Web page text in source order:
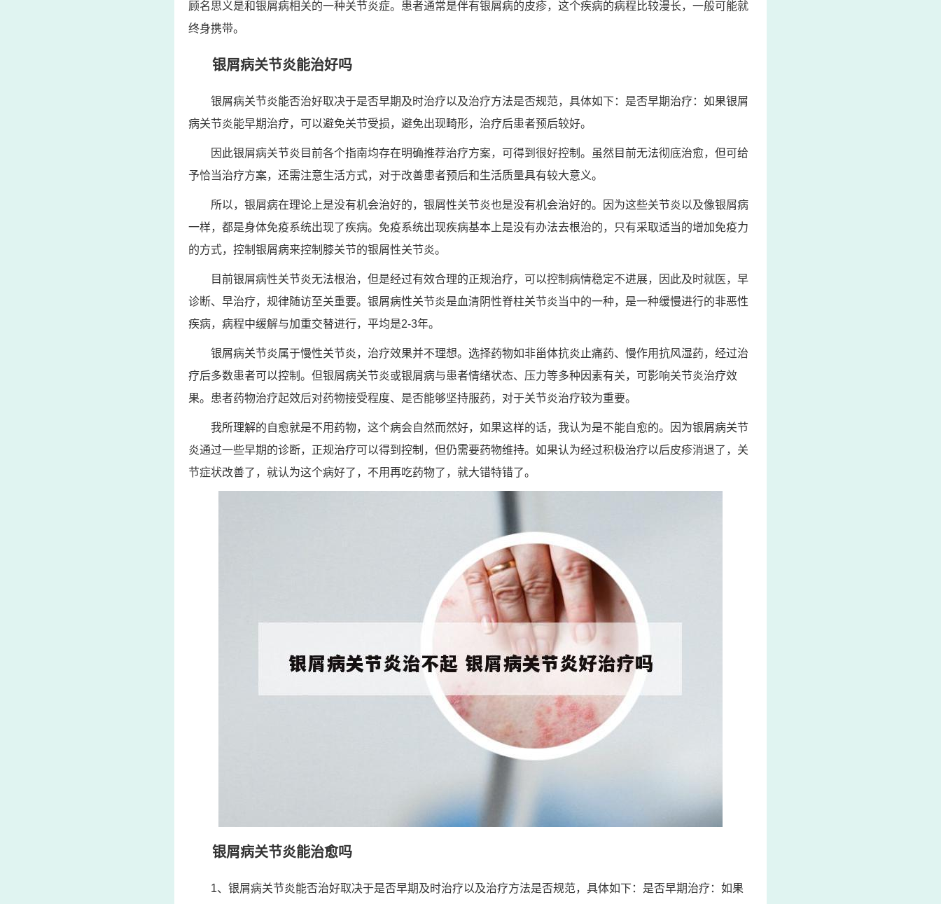
顾名思义是和银屑病相关的一种关节炎症。患者通常是伴有银屑病的皮疹，这个疾病的病程比较漫长，一般可能就
终身携带。
银屑病关节炎能治好吗
银屑病关节炎能否治好取决于是否早期及时治疗以及治疗方法是否规范，具体如下：是否早期治疗：如果银屑
病关节炎能早期治疗，可以避免关节受损，避免出现畸形，治疗后患者预后较好。
因此银屑病关节炎目前各个指南均存在明确推荐治疗方案，可得到很好控制。虽然目前无法彻底治愈，但可给
予恰当治疗方案，还需注意生活方式，对于改善患者预后和生活质量具有较大意义。
所以，银屑病在理论上是没有机会治好的，银屑性关节炎也是没有机会治好的。因为这些关节炎以及像银屑病
一样，都是身体免疫系统出现了疾病。免疫系统出现疾病基本上是没有办法去根治的，只有采取适当的增加免疫力
的方式，控制银屑病来控制膝关节的银屑性关节炎。
目前银屑病性关节炎无法根治，但是经过有效合理的正规治疗，可以控制病情稳定不进展，因此及时就医，早
诊断、早治疗，规律随访至关重要。银屑病性关节炎是血清阴性脊柱关节炎当中的一种，是一种缓慢进行的非恶性
疾病，病程中缓解与加重交替进行，平均是2-3年。
银屑病关节炎属于慢性关节炎，治疗效果并不理想。选择药物如非甾体抗炎止痛药、慢作用抗风湿药，经过治
疗后多数患者可以控制。但银屑病关节炎或银屑病与患者情绪状态、压力等多种因素有关，可影响关节炎治疗效
果。患者药物治疗起效后对药物接受程度、是否能够坚持服药，对于关节炎治疗较为重要。
我所理解的自愈就是不用药物，这个病会自然而然好，如果这样的话，我认为是不能自愈的。因为银屑病关节
炎通过一些早期的诊断，正规治疗可以得到控制，但仍需要药物维持。如果认为经过积极治疗以后皮疹消退了，关
节症状改善了，就认为这个病好了，不用再吃药物了，就大错特错了。
银屑病关节炎能治愈吗
1、银屑病关节炎能否治好取决于是否早期及时治疗以及治疗方法是否规范，具体如下：是否早期治疗：如果